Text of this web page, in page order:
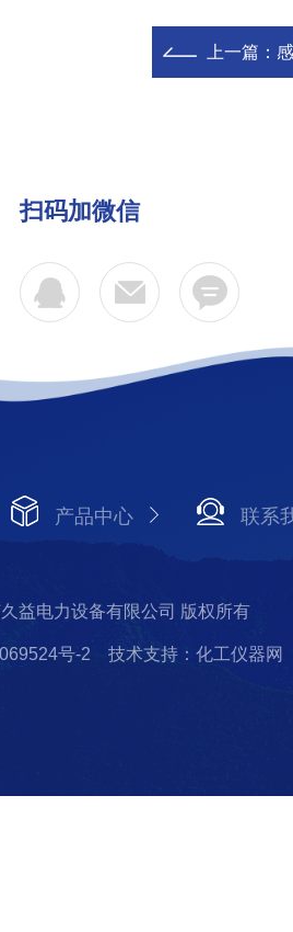
上一篇：
扫码加微信
产品中心 联系
益电力设备有限公司 版权所有
号-2
技术支持：化工仪器网